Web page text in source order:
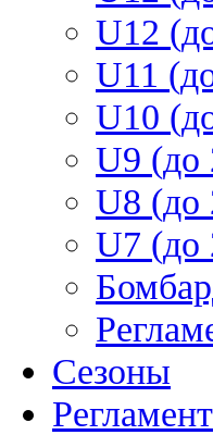
U12
U11
U10
U9 (до
U8 (до
U7 (до
Сезоны
Регламент